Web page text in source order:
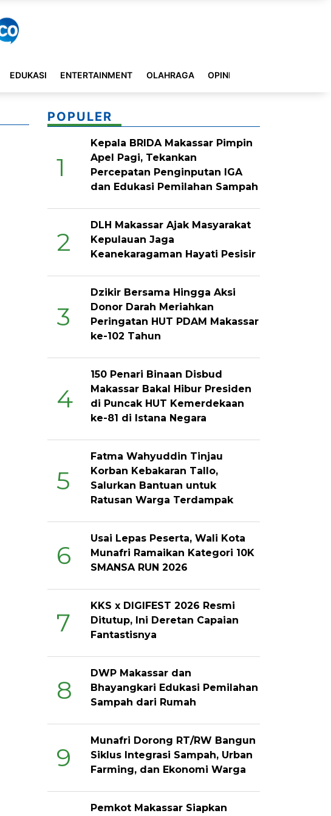
EDUKASI ENTERTAINMENT OLAHRAGA OPINI
POPULER
1
Kepala BRIDA Makassar Pimpin
Apel Pagi, Tekankan
Percepatan Penginputan IGA
dan Edukasi Pemilahan Sampah
2
DLH Makassar Ajak Masyarakat
Kepulauan Jaga
Keanekaragaman Hayati Pesisir
3
Dzikir Bersama Hingga Aksi
Donor Darah Meriahkan
Peringatan HUT PDAM Makassar
ke-102 Tahun
4
150 Penari Binaan Disbud
Makassar Bakal Hibur Presiden
di Puncak HUT Kemerdekaan
ke-81 di Istana Negara
5
Fatma Wahyuddin Tinjau
Korban Kebakaran Tallo,
Salurkan Bantuan untuk
Ratusan Warga Terdampak
6
Usai Lepas Peserta, Wali Kota
Munafri Ramaikan Kategori 10K
SMANSA RUN 2026
7
KKS x DIGIFEST 2026 Resmi
Ditutup, Ini Deretan Capaian
Fantastisnya
8
DWP Makassar dan
Bhayangkari Edukasi Pemilahan
Sampah dari Rumah
9
Munafri Dorong RT/RW Bangun
Siklus Integrasi Sampah, Urban
Farming, dan Ekonomi Warga
Pemkot Makassar Siapkan